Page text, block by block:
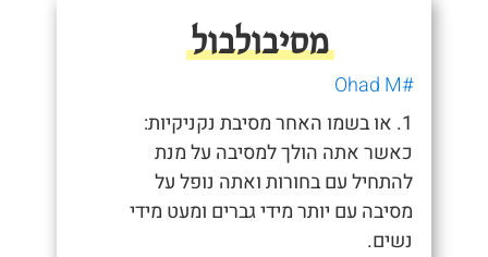
מסיבולבול
#Ohad M
1. או בשמו האחר מסיבת נקניקיות:
כאשר אתה הולך למסיבה על מנת
להתחיל עם בחורות ואתה נופל על
מסיבה עם יותר מידי גברים ומעט מידי
נשים.